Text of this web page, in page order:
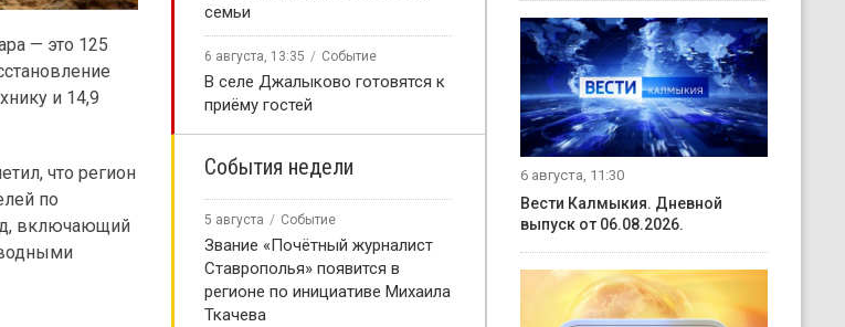
— это 125
и 14,9
что регион
по
включающий
семьи
6 августа, 13:35 Событие
В селе Джалыково готовятся к
приёму гостей
События недели
5 августа Событие
Звание «Почётный журналист
Ставрополья» появится в
регионе по инициативе Михаила
Ткачева
6 августа, 11:30
Вести Калмыкия. Дневной
выпуск от 06.08.2026.